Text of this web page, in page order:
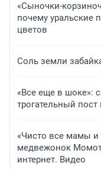
«Сыночки-
почему уральские
цветов
Соль земли
«Все еще в шоке»:
трогательный пост
«Чисто все мамы и
медвежонок
интернет. Видео